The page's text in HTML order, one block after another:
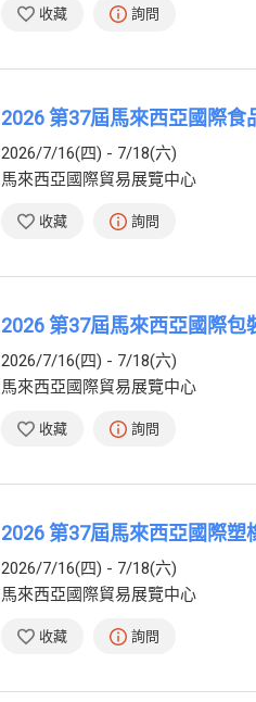
收藏 詢問
2026 第37屆馬來西亞國際食
2026/7/16(四) - 7/18(六)
馬來西亞國際貿易展覽中心
收藏 詢問
2026 第37屆馬來西亞國際包
2026/7/16(四) - 7/18(六)
馬來西亞國際貿易展覽中心
收藏 詢問
2026 第37屆馬來西亞國際塑
2026/7/16(四) - 7/18(六)
馬來西亞國際貿易展覽中心
收藏 詢問